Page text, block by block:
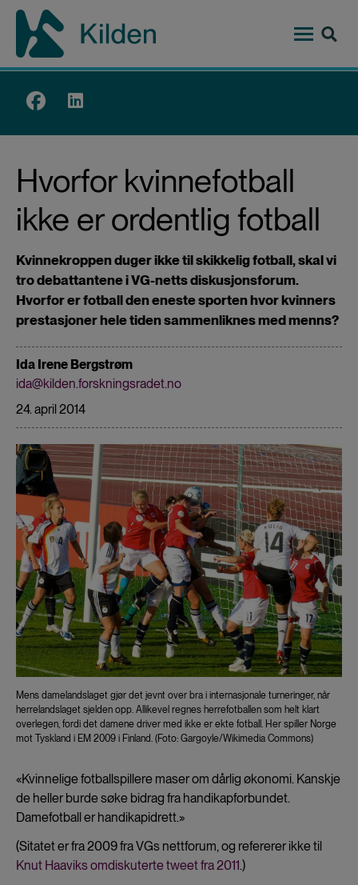
Hopp
hovedinnhold
Top
Hvorfor kvinnefotball
ikke er ordentlig fotball
Kvinnekroppen duger ikke til skikkelig fotball, skal vi
tro debattantene i VG-netts diskusjonsforum.
Hvorfor er fotball den eneste sporten hvor kvinners
prestasjoner hele tiden sammenliknes med menns?
Ida Irene Bergstrøm
ida@kilden.forskningsradet.no
24. april 2014
Mens damelandslaget gjør det jevnt over bra i internasjonale turneringer, når
herrelandslaget sjelden opp. Allikevel regnes herrefotballen som helt klart
overlegen, fordi det damene driver med ikke er ekte fotball. Her spiller Norge
mot Tyskland i EM 2009 i Finland. (Foto: Gargoyle/Wikimedia Commons)
«Kvinnelige fotballspillere maser om dårlig økonomi. Kanskje
de heller burde søke bidrag fra handikapforbundet.
Damefotball er handikapidrett.»
(Sitatet er fra 2009 fra VGs nettforum, og refererer ikke til
Knut Haaviks omdiskuterte tweet fra 2011.)